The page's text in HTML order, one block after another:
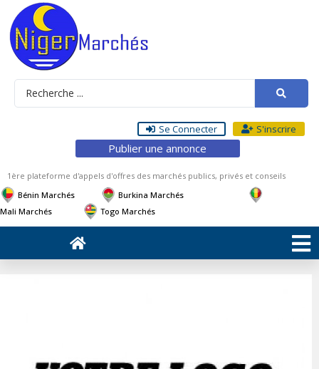
Se Connecter S'inscrire
Publier une annonce
1ère plateforme d'appels d'offres des marchés publics, privés et conseils
Bénin Marchés
Burkina Marchés
Mali Marchés
Togo Marchés